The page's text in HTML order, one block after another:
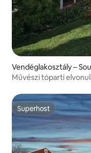
Vendéglakosztály –
Művészi tóparti
Superhost
Superhost